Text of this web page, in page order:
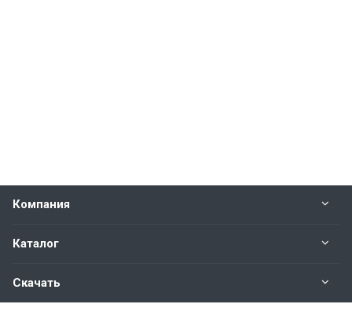
Компания
Каталог
Скачать